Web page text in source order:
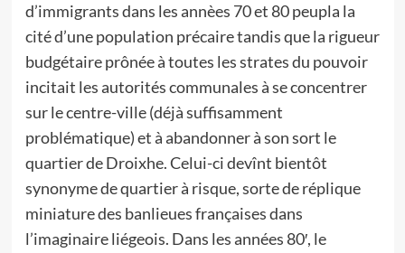
d’immigrants dans les annèes 70 et 80 peupla la
cité d’une population précaire tandis que la rigueur
budgétaire prônée à toutes les strates du pouvoir
incitait les autorités communales à se concentrer
sur le centre-ville (déjà suffisamment
problématique) et à abandonner à son sort le
quartier de Droixhe. Celui-ci devînt bientôt
synonyme de quartier à risque, sorte de réplique
miniature des banlieues françaises dans
l’imaginaire liégeois. Dans les années 80′, le